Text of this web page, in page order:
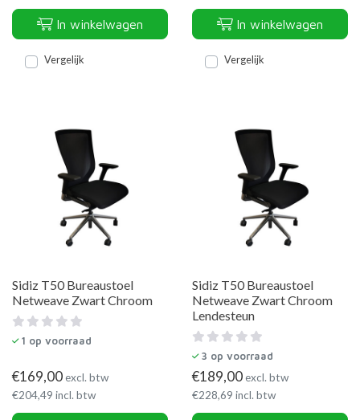
In winkelwagen
Vergelijk
In winkelwagen
Vergelijk
Sidiz T50 Bureaustoel
Netweave Zwart Chroom
1 op voorraad
€169,00excl. btw
€204,49 incl. btw
Sidiz T50 Bureaustoel
Netweave Zwart Chroom
Lendesteun
3 op voorraad
€189,00excl. btw
€228,69 incl. btw